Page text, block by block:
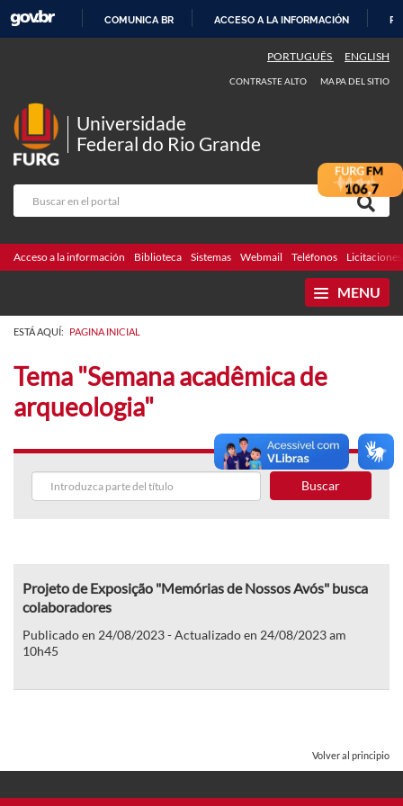
CONTENIDO
COMUNICA BR ACCESO A LA INFORMACIÓN
PORTUGUÊS ENGLISH
CONTRASTE ALTO MAPA DEL SITIO
Universidade
Federal do Rio Grande
Acceso a la información Biblioteca Sistemas Webmail Teléfonos Licitaciones
MENU
ESTÁ AQUÍ: PAGINA INICIAL
Tema "Semana acadêmica de
arqueologia"
Buscar
Projeto de Exposição "Memórias de Nossos Avós" busca
colaboradores
Publicado en 24/08/2023 - Actualizado en 24/08/2023 am
10h45
Volver al principio